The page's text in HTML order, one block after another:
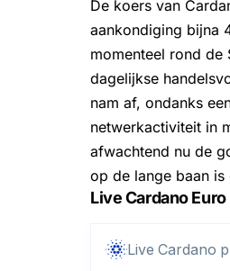
De koers van
aankondiging bijna
momenteel rond de
dagelijkse
nam af, ondanks
netwerkactiviteit in
afwachtend nu de
op de lange baan is
Live Cardano